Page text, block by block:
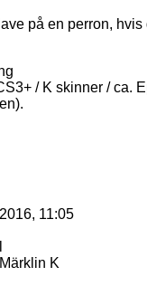
på en perron, hvis
/ K skinner / ca.
11:05
Märklin K